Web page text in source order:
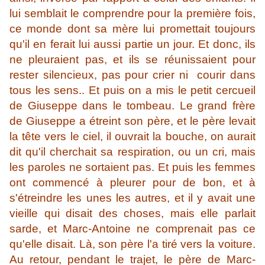
lui semblait le comprendre pour la première fois,
ce monde dont sa mère lui promettait toujours
qu'il en ferait lui aussi partie un jour. Et donc, ils
ne pleuraient pas, et ils se réunissaient pour
rester silencieux, pas pour crier ni courir dans
tous les sens.. Et puis on a mis le petit cercueil
de Giuseppe dans le tombeau. Le grand frère
de Giuseppe a étreint son père, et le père levait
la tête vers le ciel, il ouvrait la bouche, on aurait
dit qu'il cherchait sa respiration, ou un cri, mais
les paroles ne sortaient pas. Et puis les femmes
ont commencé à pleurer pour de bon, et à
s'étreindre les unes les autres, et il y avait une
vieille qui disait des choses, mais elle parlait
sarde, et Marc-Antoine ne comprenait pas ce
qu'elle disait. Là, son père l'a tiré vers la voiture.
Au retour, pendant le trajet, le père de Marc-